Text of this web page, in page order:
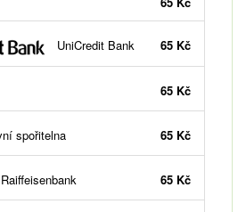
UniCredit Bank 65 Kč
65 Kč
spořitelna 65 Kč
Raiffeisenbank 65 Kč